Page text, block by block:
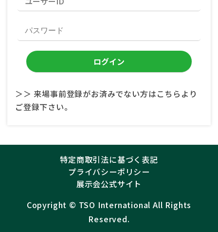
＞＞ 来場事前登録がお済みでない方はこちらより
ご登録下さい。
特定商取引法に基づく表記
プライバシーポリシー
展示会公式サイト
Copyright ©︎ TSO International All Rights
Reserved.